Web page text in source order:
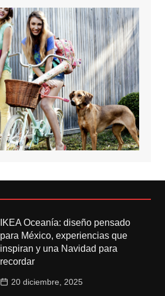
IKEA Oceanía: diseño pensado
para México, experiencias que
inspiran y una Navidad para
recordar
20 diciembre, 2025